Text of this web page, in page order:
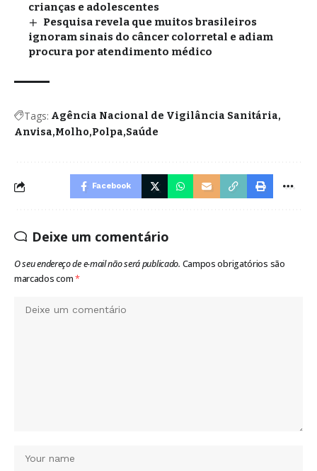
crianças e adolescentes
Pesquisa revela que muitos brasileiros
ignoram sinais do câncer colorretal e adiam
procura por atendimento médico
Tags: Agência Nacional de Vigilância Sanitária
Anvisa Molho Polpa Saúde
Facebook
Deixe um comentário
O seu endereço de e-mail não será publicado. Campos obrigatórios são
marcados com*